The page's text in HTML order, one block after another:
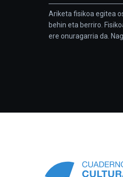
Ariketa fisikoa egitea
behin eta berriro.
ere onuragarria da.